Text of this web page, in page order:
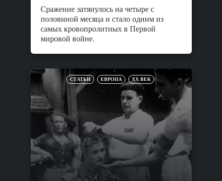
Сражение затянулось на четыре с
половиной месяца и стало одним из
самых кровопролитных в Первой
мировой войне.
СТАТЬИ ЕВРОПА XX ВЕК